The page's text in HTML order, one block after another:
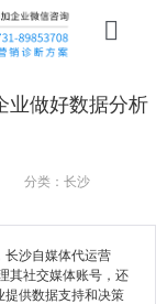
产品
服务
行业
业做好数据分析
分类：长沙
长沙自媒体代运营
其社交媒体账号，还
提供数据支持和决策